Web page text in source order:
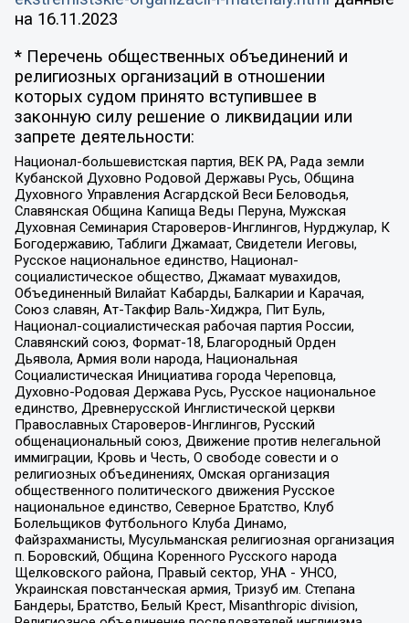
на 16.11.2023
* Перечень общественных объединений и
религиозных организаций в отношении
которых судом принято вступившее в
законную силу решение о ликвидации или
запрете деятельности:
Национал-большевистская партия, ВЕК РА, Рада земли
Кубанской Духовно Родовой Державы Русь, Община
Духовного Управления Асгардской Веси Беловодья,
Славянская Община Капища Веды Перуна, Мужская
Духовная Семинария Староверов-Инглингов, Нурджулар, К
Богодержавию, Таблиги Джамаат, Свидетели Иеговы,
Русское национальное единство, Национал-
социалистическое общество, Джамаат мувахидов,
Объединенный Вилайат Кабарды, Балкарии и Карачая,
Союз славян, Ат-Такфир Валь-Хиджра, Пит Буль,
Национал-социалистическая рабочая партия России,
Славянский союз, Формат-18, Благородный Орден
Дьявола, Армия воли народа, Национальная
Социалистическая Инициатива города Череповца,
Духовно-Родовая Держава Русь, Русское национальное
единство, Древнерусской Инглистической церкви
Православных Староверов-Инглингов, Русский
общенациональный союз, Движение против нелегальной
иммиграции, Кровь и Честь, О свободе совести и о
религиозных объединениях, Омская организация
общественного политического движения Русское
национальное единство, Северное Братство, Клуб
Болельщиков Футбольного Клуба Динамо,
Файзрахманисты, Мусульманская религиозная организация
п. Боровский, Община Коренного Русского народа
Щелковского района, Правый сектор, УНА - УНСО,
Украинская повстанческая армия, Тризуб им. Степана
Бандеры, Братство, Белый Крест, Misanthropic division,